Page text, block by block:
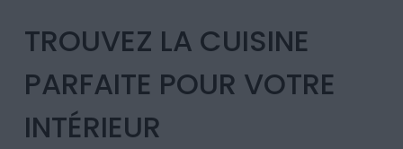
TROUVEZ LA CUISINE
PARFAITE POUR VOTRE
INTÉRIEUR